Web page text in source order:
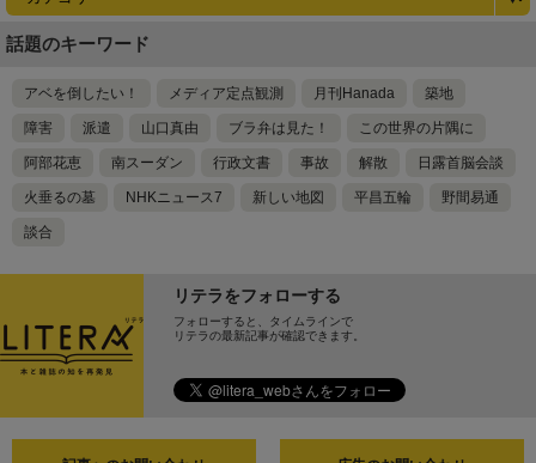
話題のキーワード
アベを倒したい！ メディア定点観測 月刊Hanada 築地
障害 派遣 山口真由 ブラ弁は見た！ この世界の片隅に
阿部花恵 南スーダン 行政文書 事故 解散 日露首脳会談
火垂るの墓 NHKニュース7 新しい地図 平昌五輪 野間易通
談合
リテラをフォローする
フォローすると、タイムラインで
リテラの最新記事が確認できます。